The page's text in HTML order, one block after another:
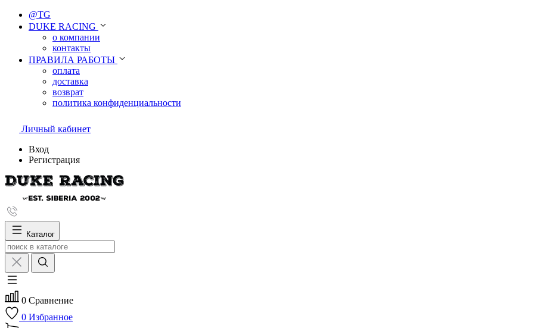
@TG
DUKE RACING
о компании
контакты
ПРАВИЛА РАБОТЫ
оплата
доставка
возврат
политика конфиденциальности
Личный кабинет
Вход
Регистрация
Каталог
0 Сравнение
0 Избранное